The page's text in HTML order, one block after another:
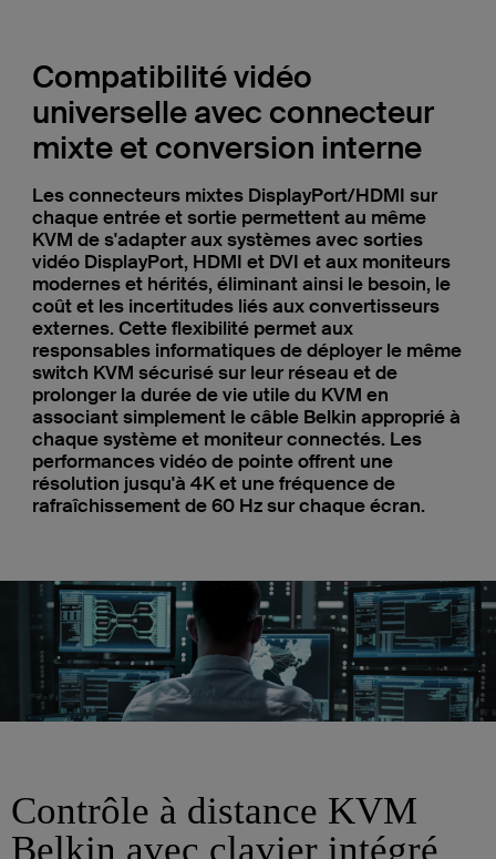
Compatibilité vidéo
universelle avec connecteur
mixte et conversion interne
Les connecteurs mixtes DisplayPort/HDMI sur
chaque entrée et sortie permettent au même
KVM de s'adapter aux systèmes avec sorties
vidéo DisplayPort, HDMI et DVI et aux moniteurs
modernes et hérités, éliminant ainsi le besoin, le
coût et les incertitudes liés aux convertisseurs
externes. Cette flexibilité permet aux
responsables informatiques de déployer le même
switch KVM sécurisé sur leur réseau et de
prolonger la durée de vie utile du KVM en
associant simplement le câble Belkin approprié à
chaque système et moniteur connectés. Les
performances vidéo de pointe offrent une
résolution jusqu'à 4K et une fréquence de
rafraîchissement de 60 Hz sur chaque écran.
Contrôle à distance KVM
Belkin avec clavier intégré